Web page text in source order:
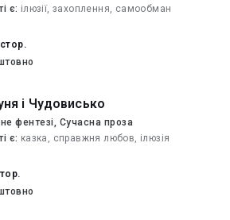
є: ілюзії, захоплення, самообман
12 стор.
і Чудовисько
фентезі, Сучасна проза
є: казка, справжня любов, ілюзія